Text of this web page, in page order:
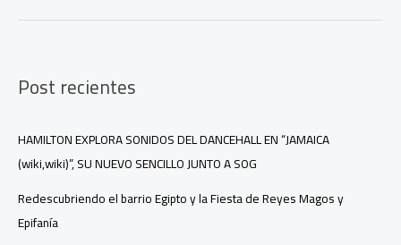
Post recientes
HAMILTON EXPLORA SONIDOS DEL DANCEHALL EN “JAMAICA
(wiki,wiki)”, SU NUEVO SENCILLO JUNTO A SOG
Redescubriendo el barrio Egipto y la Fiesta de Reyes Magos y
Epifanía